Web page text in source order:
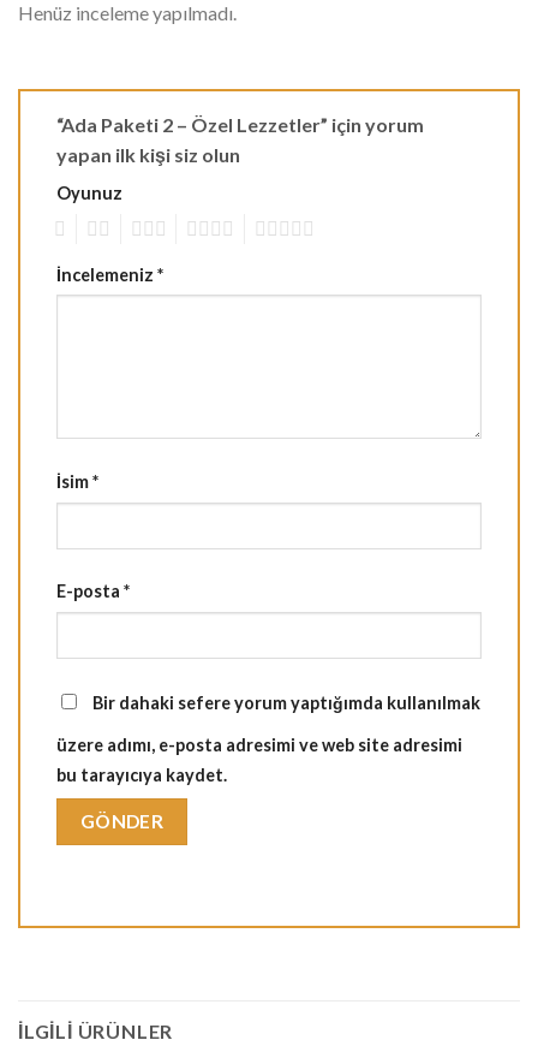
Henüz inceleme yapılmadı.
“Ada Paketi 2 – Özel Lezzetler” için yorum
yapan ilk kişi siz olun
Oyunuz
İncelemeniz *
İsim*
E-posta *
Bir dahaki sefere yorum yaptığımda kullanılmak
üzere adımı, e-posta adresimi ve web site adresimi
bu tarayıcıya kaydet.
İLGILI ÜRÜNLER